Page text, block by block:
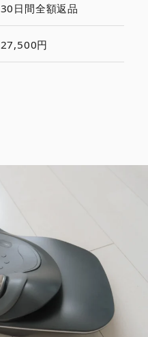
30日間全額返品
27,500円